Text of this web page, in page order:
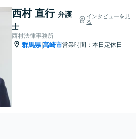
西村 直行 弁護
士
インタビューを見
る
西村法律事務所
群馬県|高崎市営業時間：本日定休日